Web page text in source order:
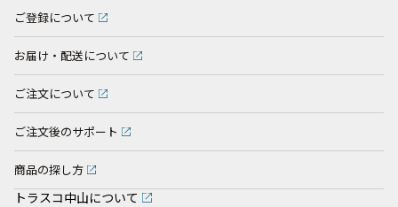
ご登録について
お届け・配送について
ご注文について
ご注文後のサポート
商品の探し方
トラスコ中山について